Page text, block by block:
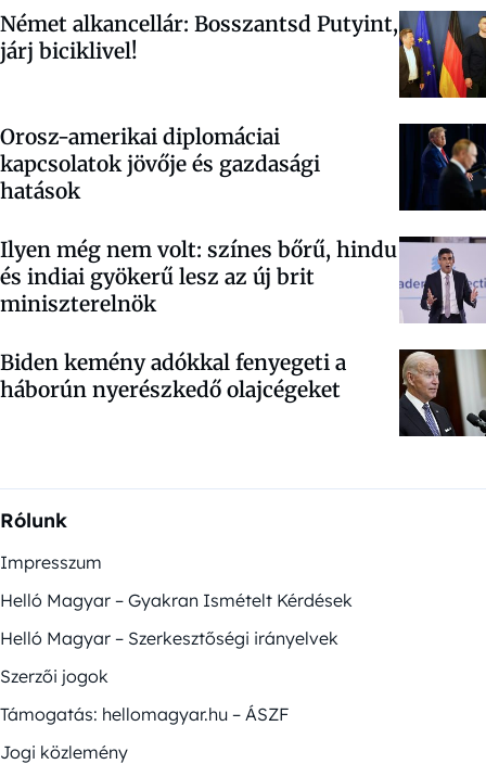
Német alkancellár: Bosszantsd Putyint,
járj biciklivel!
Orosz-amerikai diplomáciai
kapcsolatok jövője és gazdasági
hatások
Ilyen még nem volt: színes bőrű, hindu
és indiai gyökerű lesz az új brit
miniszterelnök
Biden kemény adókkal fenyegeti a
háborún nyerészkedő olajcégeket
Rólunk
Impresszum
Helló Magyar – Gyakran Ismételt Kérdések
Helló Magyar – Szerkesztőségi irányelvek
Szerzői jogok
Támogatás: hellomagyar.hu – ÁSZF
Jogi közlemény